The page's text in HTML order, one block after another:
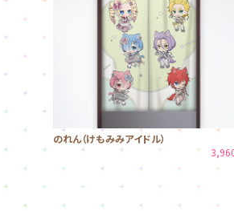
のれん（けもみみアイドル）